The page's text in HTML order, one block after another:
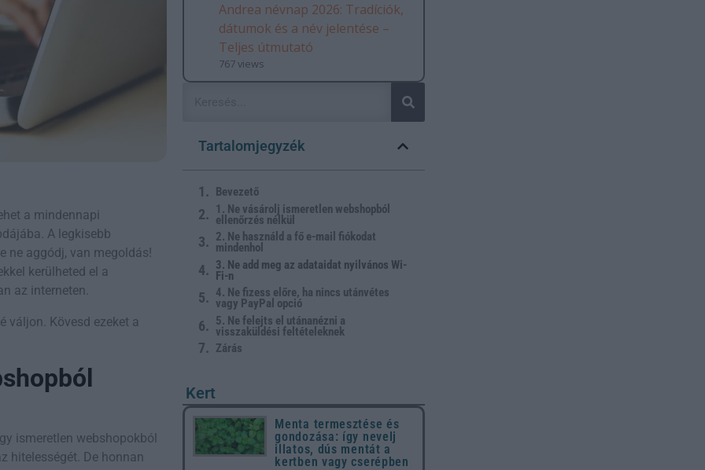
a mindennapi
A legkisebb
ne aggódj, van megoldás!
kerülheted el a
az interneten.
váljon. Kövesd ezeket a
ismeretlen webshopokból
hitelességét. De honnan
Andrea névnap 2026: Tradíciók,
dátumok és a név jelentése –
Teljes útmutató
767 views
Tartalomjegyzék
Bevezető
1. Ne vásárolj ismeretlen webshopból
ellenőrzés nélkül
2. Ne használd a fő e-mail fiókodat
mindenhol
3. Ne add meg az adataidat nyilvános Wi-
Fi-n
4. Ne fizess előre, ha nincs utánvétes
vagy PayPal opció
5. Ne felejts el utánanézni a
visszaküldési feltételeknek
Zárás
Kert
Menta termesztése és
gondozása: így nevelj
illatos, dús mentát a
kertben vagy cserépben